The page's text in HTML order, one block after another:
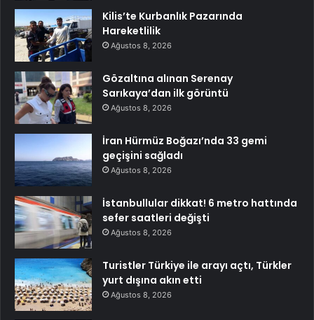
Kilis’te Kurbanlık Pazarında
Hareketlilik
Ağustos 8, 2026
Gözaltına alınan Serenay
Sarıkaya’dan ilk görüntü
Ağustos 8, 2026
İran Hürmüz Boğazı’nda 33 gemi
geçişini sağladı
Ağustos 8, 2026
İstanbullular dikkat! 6 metro hattında
sefer saatleri değişti
Ağustos 8, 2026
Turistler Türkiye ile arayı açtı, Türkler
yurt dışına akın etti
Ağustos 8, 2026